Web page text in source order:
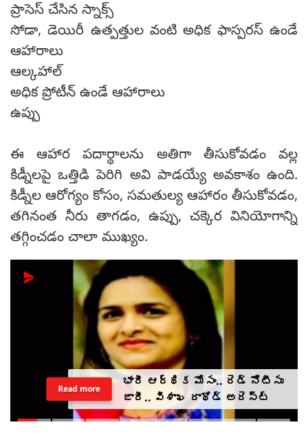
ప్రాసెస్ చేసిన స్నాక్స్
సోడా, డెయిరీ ఉత్పత్తుల వంటి అధిక ఫాస్పరస్ ఉండే
ఆహారాలు
ఆల్కహాల్
అధిక ప్రోటీన్ ఉండే ఆహారాలు
ఉప్పు
ఈ ఆహార పదార్థాలను అతిగా తీసుకోవడం వల్ల
కిడ్నీలపై ఒత్తిడి పెరిగి అవి పాడయ్యే అవకాశం ఉంది.
కిడ్నీల ఆరోగ్యం కోసం, సమతుల్య ఆహారం తీసుకోవడం,
తగినంత నీరు తాగడం, ఉప్పు, చక్కెర వినియోగాన్ని
తగ్గించడం చాలా ముఖ్యం.
భారీ ఆర్థిక మోసం.. రెడ్ నోటీసు
జారీ.. విశాఖ రాథోడ్‌‌ అరెస్ట్
Read more